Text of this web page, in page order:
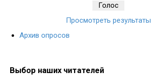
Просмотреть результаты
Архив опросов
Выбор наших читателей